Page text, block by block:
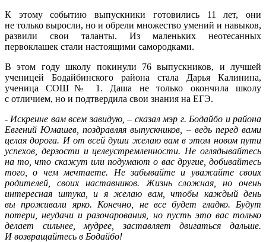
К этому событию выпускники готовились 11 лет, они
не только выросли, но и обрели множество умений и навыков,
развили свои таланты. Из маленьких неотесанных
первоклашек стали настоящими самородками.
В этом году школу покинули 76 выпускников, и лучшей
ученицей Бодайбинского района стала Дарья Калинина,
ученица СОШ№ 1. Даша не только окончила школу
с отличием, но и подтвердила свои знания на ЕГЭ.
- Искренне вам всем завидую, – сказал мэр г. Бодайбо и района
Евгений Юмашев, поздравляя выпускников, – ведь перед вами
целая дорога. И от всей души желаю вам в этом новом пути
успехов, дерзости и целеустремленности. Не оглядывайтесь
на то, что скажут или подумают о вас другие, добивайтесь
того, о чем мечтаете. Не забывайте и уважайте своих
родителей, своих наставников. Жизнь сложная, но очень
интересная штука, и я желаю вам, чтобы каждый день
вы проживали ярко. Конечно, не все будет гладко. Будут
потери, неудачи и разочарования, но пусть это вас только
делает сильнее, мудрее, заставляет двигаться дальше.
И возвращайтесь в Бодайбо!